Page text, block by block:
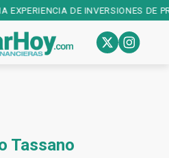
DE INVERSIONES DE PRIMER
Tassano